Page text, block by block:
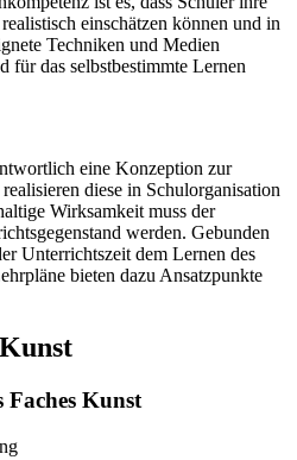
einschätzen können und in
Techniken und Medien
für das selbstbestimmte Lernen
eine Konzeption zur
diese in Schulorganisation
Wirksamkeit muss der
werden. Gebunden
Unterrichtszeit dem Lernen des
bieten dazu Ansatzpunkte
Faches Kunst